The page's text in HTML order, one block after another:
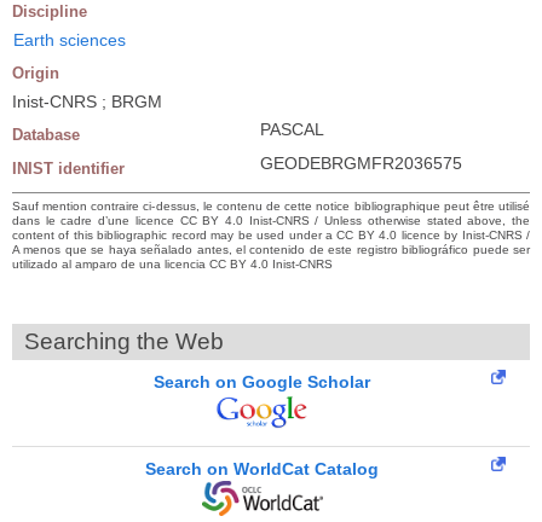
Discipline
Earth sciences
Origin
Inist-CNRS ; BRGM
Database PASCAL
INIST identifier GEODEBRGMFR2036575
Sauf mention contraire ci-dessus, le contenu de cette notice bibliographique peut être utilisé
dans le cadre d’une licence CC BY 4.0 Inist-CNRS / Unless otherwise stated above, the
content of this bibliographic record may be used under a CC BY 4.0 licence by Inist-CNRS /
A menos que se haya señalado antes, el contenido de este registro bibliográfico puede ser
utilizado al amparo de una licencia CC BY 4.0 Inist-CNRS
Searching the Web
Search on Google Scholar
Search on WorldCat Catalog